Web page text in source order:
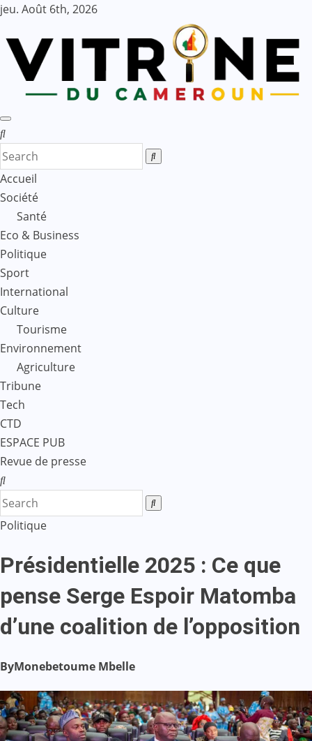
Skip
content
jeu. Août 6th, 2026
Accueil
Société
Santé
Eco & Business
Politique
Sport
International
Culture
Tourisme
Environnement
Agriculture
Tribune
Tech
CTD
ESPACE PUB
Revue de presse
Politique
Présidentielle 2025 : Ce que
pense Serge Espoir Matomba
d’une coalition de l’opposition
ByMonebetoume Mbelle